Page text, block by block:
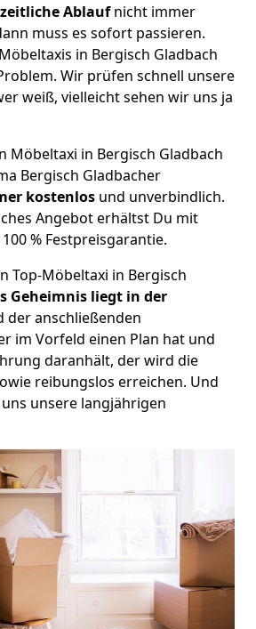
zeitliche Ablaufnicht immer
muss es sofort passieren.
in Bergisch Gladbach
Wir prüfen schnell unsere
weiß, vielleicht sehen wir uns ja
Möbeltaxi in Bergisch Gladbach
Bergisch Gladbacher
kostenlos und unverbindlich.
Angebot erhältst Du mit
% Festpreisgarantie.
Top-Möbeltaxi in Bergisch
Geheimnis liegt in der
der anschließenden
im Vorfeld einen Plan hat und
daranhält, der wird die
reibungslos erreichen. Und
unsere langjährigen